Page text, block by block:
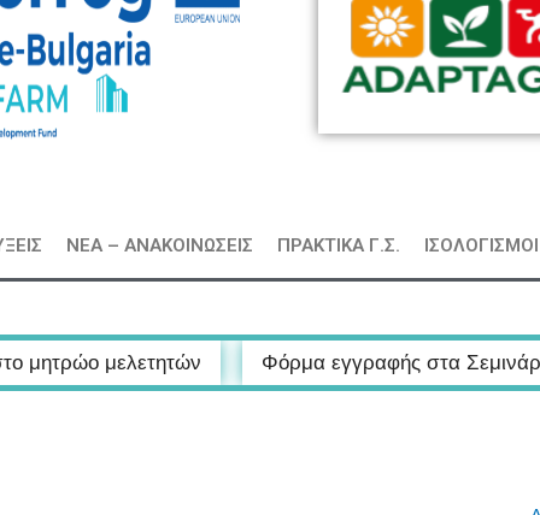
ΝΕΑ – ΑΝΑΚΟΙΝΩΣΕΙΣ ΠΡΑΚΤΙΚΑ Γ.Σ. ΙΣΟΛΟΓΙΣΜΟΙ
Φόρμα εγγραφής στα Σεμινάρια